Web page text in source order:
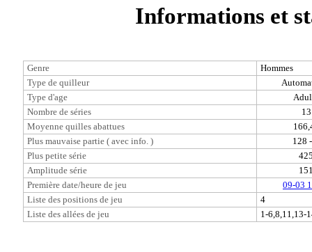
Informations et
Genre
Hommes
Type de quilleur
Type d'age
Nombre de séries
13
Moyenne quilles abattues
Plus mauvaise partie ( avec info. )
128
Plus petite série
Amplitude série
Première date/heure de jeu
09-03
Liste des positions de jeu
4
Liste des allées de jeu
1-6,8,11,13-